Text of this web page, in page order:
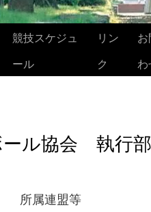
競技スケジュ
ール
リン
ク
ール協会 執行
連盟等